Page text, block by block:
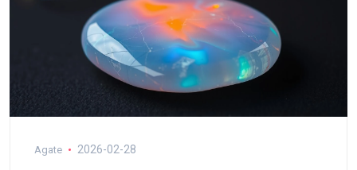
Agate 2026-02-28